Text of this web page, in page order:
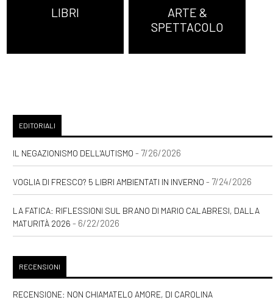
LIBRI
ARTE &
SPETTACOLO
EDITORIALI
IL NEGAZIONISMO DELL'AUTISMO - 7/26/2026
VOGLIA DI FRESCO? 5 LIBRI AMBIENTATI IN INVERNO - 7/24/2026
LA FATICA: RIFLESSIONI SUL BRANO DI MARIO CALABRESI, DALLA
MATURITÀ 2026 - 6/22/2026
RECENSIONI
RECENSIONE: NON CHIAMATELO AMORE, DI CAROLINA